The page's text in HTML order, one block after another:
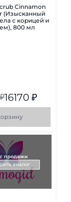
Cinnamon
(Изысканный
с корицей и
800 мл
16170 ₽
продажи
аналог